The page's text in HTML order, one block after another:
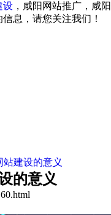
设 ，咸阳网站推广，咸阳
息，请您关注我们！
站建设的意义
的意义